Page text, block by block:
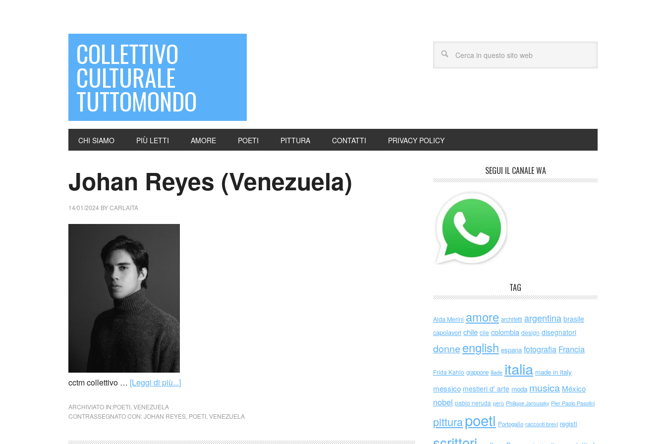
COLLETTIVO
CULTURALE
TUTTOMONDO
CHI SIAMO PIÙ LETTI AMORE POETI PITTURA CONTATTI PRIVACY POLICY
Johan Reyes (Venezuela)
14/01/2024 BYCARLAITA
cctm collettivo … [Leggi di più...]
ARCHIVIATO IN:POETI VENEZUELA
CONTRASSEGNATO CON:JOHAN REYES POETI VENEZUELA
SEGUI IL CANALE WA
TAG
Alda Merini amore architetti argentina brasile
capolavori chile cile colombia design disegnatori
donne english espana fotografia Francia
Frida Kahlo giappone iliade italia made in italy
messico mestieri d' arte moda musica México
nobel pablo neruda perù Philippe Jaroussky Pier Paolo Pasolini
pitturapoeti Portogallo racconti brevi registi